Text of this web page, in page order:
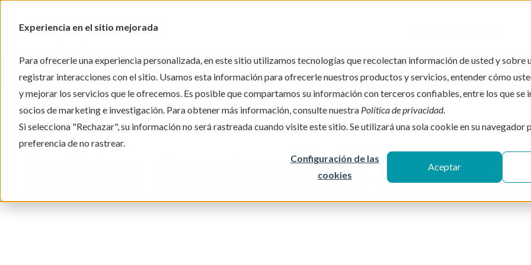
Experiencia en el sitio mejorada
Para ofrecerle una experiencia personalizada, en este sitio utilizamos tecnologías que recolectan información de usted y sobre
registrar interacciones con el sitio. Usamos esta información para ofrecerle nuestros productos y servicios, entender cómo
y mejorar los servicios que le ofrecemos. Es posible que compartamos su información con terceros confiables, entre los que se
socios de marketing e investigación. Para obtener más información, consulte nuestra Política de privacidad.
Si selecciona "Rechazar", su información no será rastreada cuando visite este sitio. Se utilizará una sola cookie en su navegador
preferencia de no rastrear.
Configuración de las
cookies
Aceptar
Nuestra historia Blog Comuníquese con nosotros
Esto es un campo de
No hay sugerencias
Política de privacidad